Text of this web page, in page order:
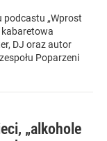
podcastu „Wprost
kabaretowa
DJ oraz autor
Poparzeni
„alkohole